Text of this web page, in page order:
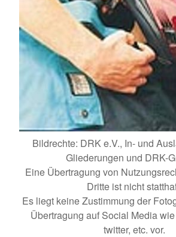
Bildrechte: DRK e.V., In- und
Gliederungen und DRK-
Eine Übertragung von
Dritte ist nicht
Es liegt keine Zustimmung der
Übertragung auf Social Media
twitter, etc. vor.